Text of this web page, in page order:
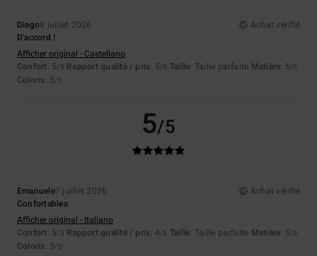
Diego8 juillet 2026
Achat vérifié
D'accord !
Afficher original - Castellano
Confort: 5/5 Rapport qualité / prix: 5/5 Taille: Taille parfaite Matière: 5/5
Coloris: 5/5
5/5
Emanuele7 juillet 2026
Achat vérifié
Confortables
Afficher original - Italiano
Confort: 5/5 Rapport qualité / prix: 4/5 Taille: Taille parfaite Matière: 5/5
Coloris: 5/5